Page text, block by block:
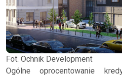
Fot. Ochnik Development
Ogólne oprocentowanie